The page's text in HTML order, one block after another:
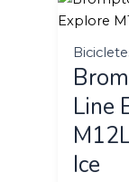
Line
Ice